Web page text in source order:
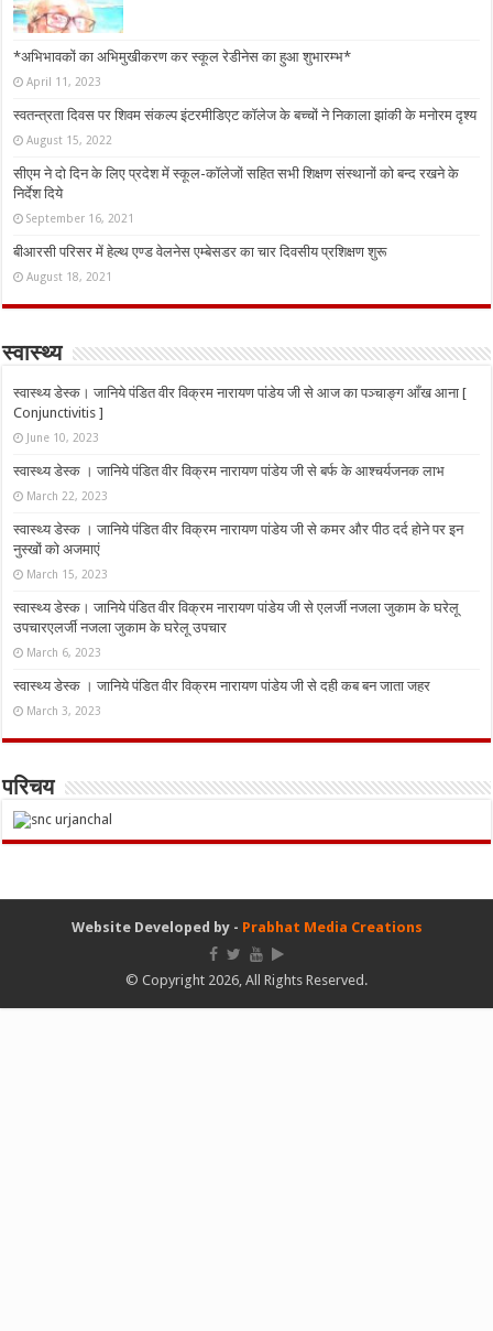
*अभिभावकों का अभिमुखीकरण कर स्कूल रेडीनेस का हुआ शुभारम्भ*
April 11, 2023
स्वतन्त्रता दिवस पर शिवम संकल्प इंटरमीडिएट कॉलेज के बच्चों ने निकाला झांकी के मनोरम दृश्य
August 15, 2022
सीएम ने दो दिन के लिए प्रदेश में स्कूल-कॉलेजों सहित सभी शिक्षण संस्थानों को बन्द रखने के
निर्देश दिये
September 16, 2021
बीआरसी परिसर में हेल्थ एण्ड वेलनेस एम्बेसडर का चार दिवसीय प्रशिक्षण शुरू
August 18, 2021
स्वास्थ्य
स्वास्थ्य डेस्क। जानिये पंडित वीर विक्रम नारायण पांडेय जी से आज का पञ्चाङ्ग आँख आना [
Conjunctivitis ]
June 10, 2023
स्वास्थ्य डेस्क । जानिये पंडित वीर विक्रम नारायण पांडेय जी से बर्फ के आश्चर्यजनक लाभ
March 22, 2023
स्वास्थ्य डेस्क । जानिये पंडित वीर विक्रम नारायण पांडेय जी से कमर और पीठ दर्द होने पर इन
नुस्‍खों को अजमाएं
March 15, 2023
स्वास्थ्य डेस्क। जानिये पंडित वीर विक्रम नारायण पांडेय जी से एलर्जी नजला जुकाम के घरेलू
उपचारएलर्जी नजला जुकाम के घरेलू उपचार
March 6, 2023
स्वास्थ्य डेस्क । जानिये पंडित वीर विक्रम नारायण पांडेय जी से दही कब बन जाता जहर
March 3, 2023
परिचय
Website Developed by - Prabhat Media Creations
© Copyright 2026, All Rights Reserved.